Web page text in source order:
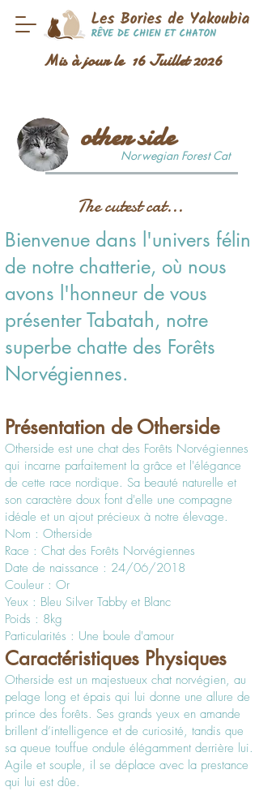
Mis à jour le 16 Juillet 2026
other side
Norwegian Forest Cat
The cutest cat...
Bienvenue dans l'univers félin
de notre chatterie, où nous
avons l'honneur de vous
présenter Tabatah, notre
superbe chatte des Forêts
Norvégiennes.
Présentation de Otherside
Otherside est une chat des Forêts Norvégiennes
qui incarne parfaitement la grâce et l'élégance
de cette race nordique. Sa beauté naturelle et
son caractère doux font d'elle une compagne
idéale et un ajout précieux à notre élevage.
Nom : Otherside
Race : Chat des Forêts Norvégiennes
Date de naissance : 24/06/2018
Couleur : Or
Yeux : Bleu Silver Tabby et Blanc
Poids : 8kg
Particularités : Une boule d'amour
Caractéristiques Physiques
Otherside est un majestueux chat norvégien, au
pelage long et épais qui lui donne une allure de
prince des forêts. Ses grands yeux en amande
brillent d’intelligence et de curiosité, tandis que
sa queue touffue ondule élégamment derrière lui.
Agile et souple, il se déplace avec la prestance
qui lui est dûe.